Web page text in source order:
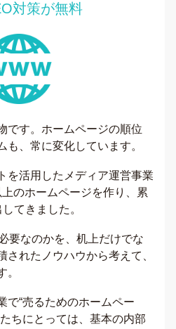
対策が無料
です。ホームページの順位
も、常に変化しています。
を活用したメディア運営事業
のホームページを作り、累
てきました。
要なのかを、机上だけでな
されたノウハウから考えて、
。
で“売るためのホームペー
ちにとっては、基本の内部